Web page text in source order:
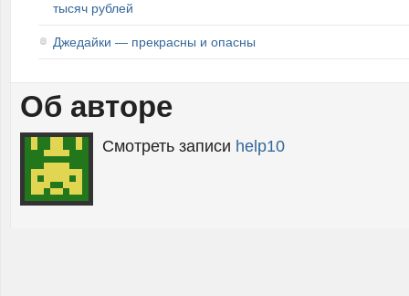
тысяч рублей
Джедайки — прекрасны и опасны
Об авторе
Смотреть записи help10